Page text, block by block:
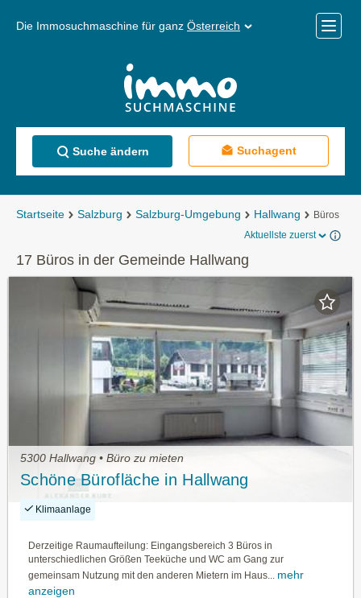
Die Immosuchmaschine für ganz Österreich
Menü
Suche ändern Suchagent
Startseite Salzburg Salzburg-Umgebung Hallwang
Büros
Aktuellste zuerst
17 Büros in der Gemeinde Hallwang
5300 Hallwang • Büro zu mieten
Schöne Bürofläche in Hallwang
Klimaanlage
Derzeitige Raumaufteilung: Eingangsbereich 3 Büros in
unterschiedlichen Größen Teeküche und WC am Gang zur
gemeinsam Nutzung mit den anderen Mietern im Haus...
mehr
anzeigen